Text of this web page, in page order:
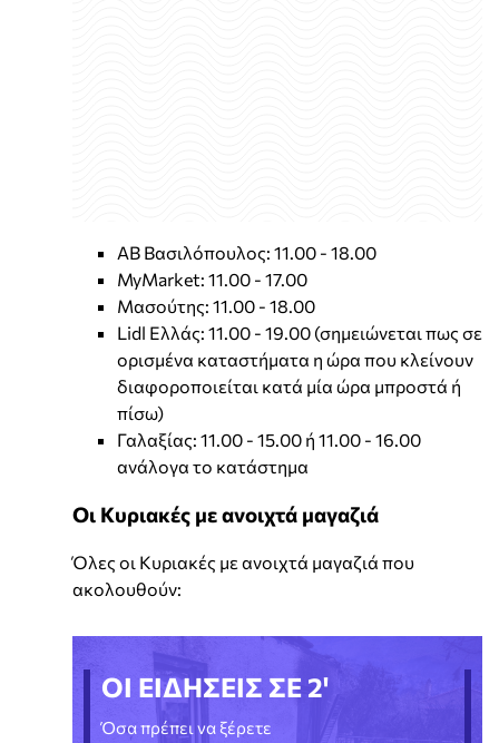
ΑΒ Βασιλόπουλος: 11.00 - 18.00
MyMarket: 11.00 - 17.00
Μασούτης: 11.00 - 18.00
Lidl Ελλάς: 11.00 - 19.00 (σημειώνεται πως σε
ορισμένα καταστήματα η ώρα που κλείνουν
διαφοροποιείται κατά μία ώρα μπροστά ή
πίσω)
Γαλαξίας: 11.00 - 15.00 ή 11.00 - 16.00
ανάλογα το κατάστημα
Οι Κυριακές με ανοιχτά μαγαζιά
Όλες οι Κυριακές με ανοιχτά μαγαζιά που
ακολουθούν:
ΟΙ ΕΙΔΗΣΕΙΣ ΣΕ 2'
Όσα πρέπει να ξέρετε